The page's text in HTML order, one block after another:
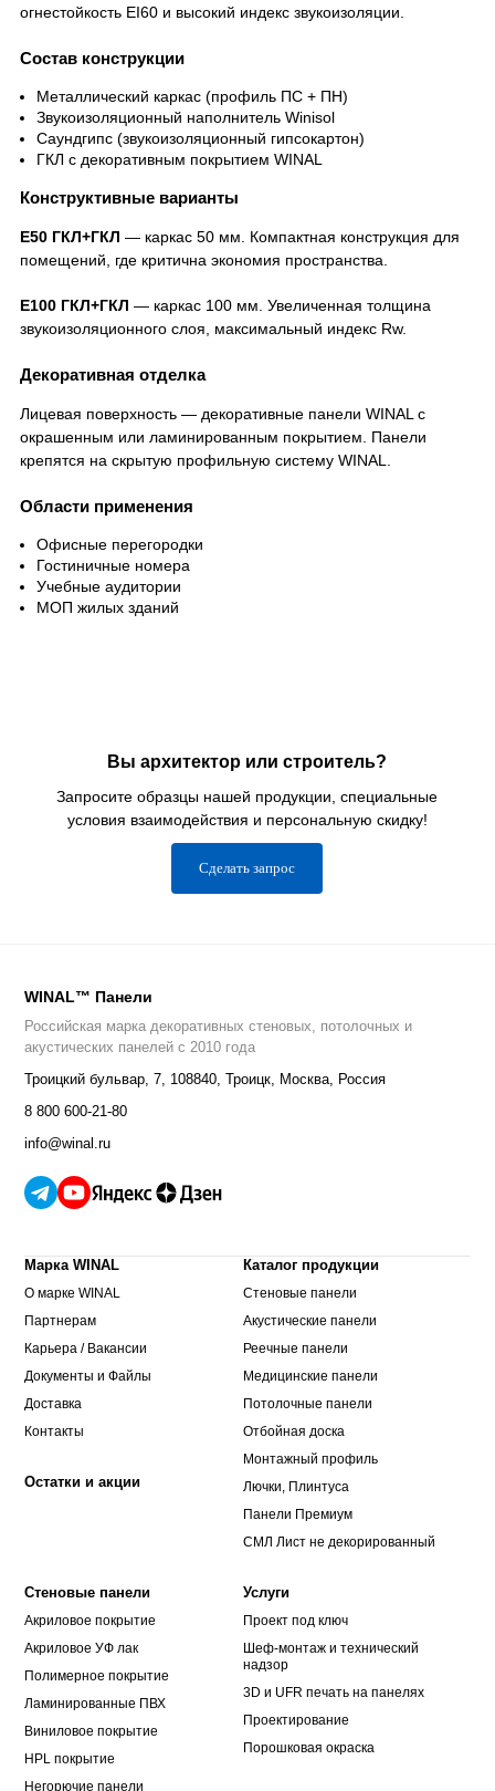
огнестойкость EI60 и высокий индекс звукоизоляции.
Состав конструкции
Металлический каркас (профиль ПС + ПН)
Звукоизоляционный наполнитель Winisol
Саундгипс (звукоизоляционный гипсокартон)
ГКЛ с декоративным покрытием WINAL
Конструктивные варианты
Е50 ГКЛ+ГКЛ — каркас 50 мм. Компактная конструкция для
помещений, где критична экономия пространства.
Е100 ГКЛ+ГКЛ — каркас 100 мм. Увеличенная толщина
звукоизоляционного слоя, максимальный индекс Rw.
Декоративная отделка
Лицевая поверхность — декоративные панели WINAL с
окрашенным или ламинированным покрытием. Панели
крепятся на скрытую профильную систему WINAL.
Области применения
Офисные перегородки
Гостиничные номера
Учебные аудитории
МОП жилых зданий
Вы архитектор или строитель?
Запросите образцы нашей продукции, специальные
условия взаимодействия и персональную скидку!
Сделать запрос
WINAL™ Панели
Российская марка декоративных стеновых, потолочных и
акустических панелей с 2010 года
Троицкий бульвар, 7, 108840,Троицк, Москва, Россия
8 800 600-21-80
info@winal.ru
Марка WINAL
О марке WINAL
Партнерам
Карьера / Вакансии
Документы и Файлы
Доставка
Контакты
Остатки и акции
Каталог продукции
Стеновые панели
Акустические панели
Реечные панели
Медицинские панели
Потолочные панели
Отбойная доска
Монтажный профиль
Лючки, Плинтуса
Панели Премиум
СМЛ Лист не декорированный
Стеновые панели
Акриловое покрытие
Акриловое УФ лак
Полимерное покрытие
Ламинированные ПВХ
Виниловое покрытие
HPL покрытие
Негорючие панели
Услуги
Проект под ключ
Шеф-монтаж и технический
надзор
3D и UFR печать на панелях
Проектирование
Порошковая окраска